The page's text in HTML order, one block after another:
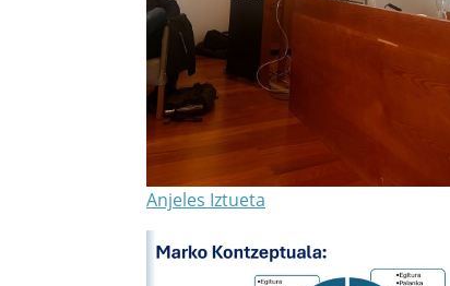
Anjeles Iztueta